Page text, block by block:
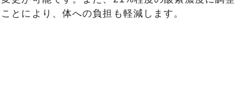
とにより、体への負担も軽減します。